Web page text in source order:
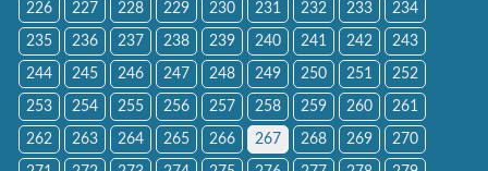
226 227 228 229 230 231 232 233 234
235 236 237 238 239 240 241 242 243
244 245 246 247 248 249 250 251 252
253 254 255 256 257 258 259 260 261
262 263 264 265 266 267 268 269 270